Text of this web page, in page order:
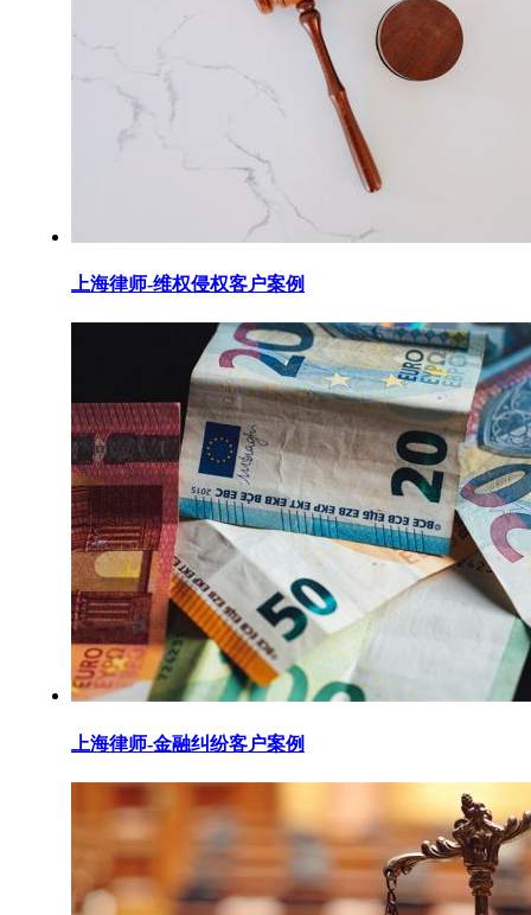
上海律师-维权侵权客户案例
上海律师-金融纠纷客户案例